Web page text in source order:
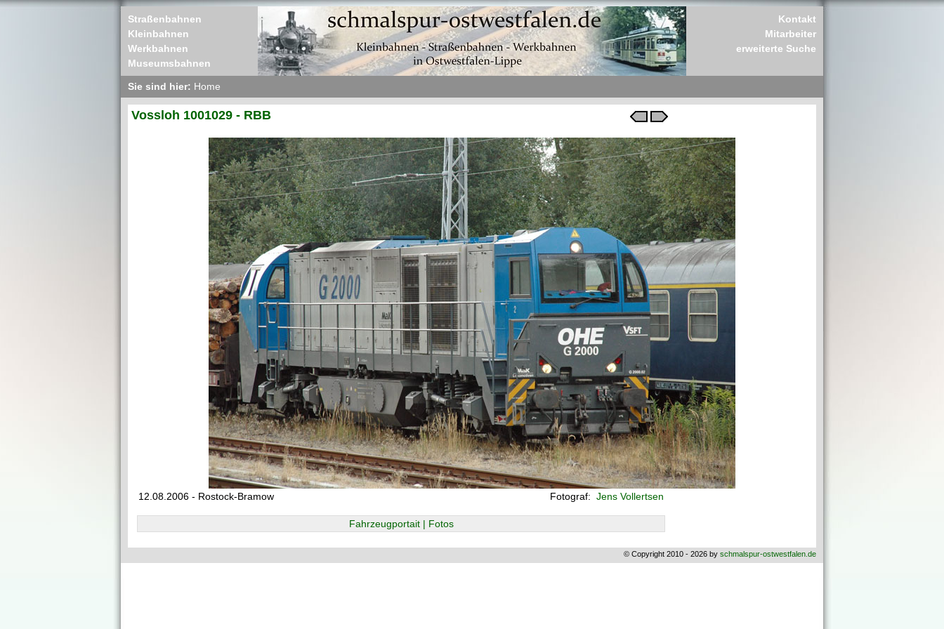
Straßenbahnen
Kleinbahnen
Werkbahnen
Museumsbahnen
Kontakt
Mitarbeiter
erweiterte Suche
Sie sind hier: Home
Vossloh 1001029 - RBB
12.08.2006 - Rostock-Bramow Fotograf: Jens Vollertsen
Fahrzeugportait | Fotos
© Copyright 2010 - 2026 by schmalspur-ostwestfalen.de